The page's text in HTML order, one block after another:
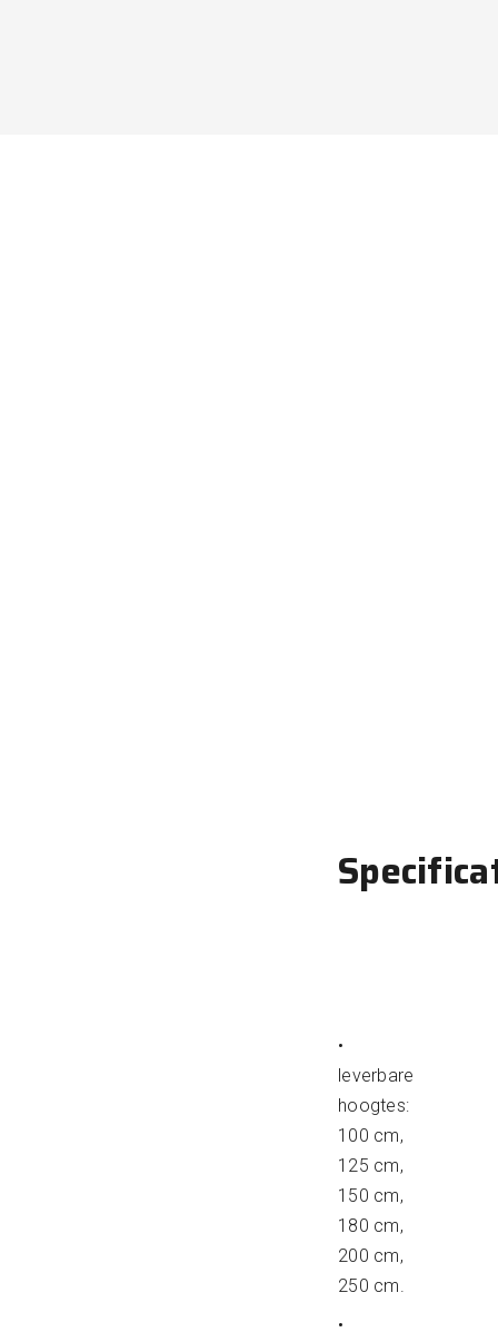
•
leverbare
hoogtes:
100 cm,
125 cm,
150 cm,
180 cm,
200 cm,
250 cm.
•